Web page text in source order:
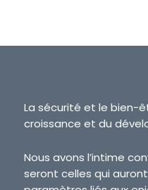
La sécurité et le bien-
croissance et du
Nous avons l’intime
seront celles qui